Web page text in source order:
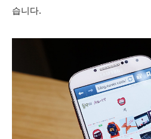
습니다.